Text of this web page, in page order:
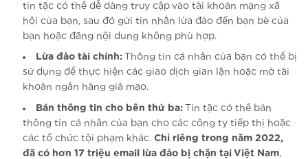
tin tặc có thể dễ dàng truy cập vào tài khoản mạng xã
hội của bạn, sau đó gửi tin nhắn lừa đảo đến bạn bè của
bạn hoặc đăng nội dung không phù hợp.
Lừa đảo tài chính: Thông tin cá nhân của bạn có thể bị
sử dụng để thực hiện các giao dịch gian lận hoặc mở tài
khoản ngân hàng giả mạo.
Bán thông tin cho bên thứ ba: Tin tặc có thể bán
thông tin cá nhân của bạn cho các công ty tiếp thị hoặc
các tổ chức tội phạm khác.Chỉ riêng trong năm 2022,
đã có hơn 17 triệu email lừa đảo bị chặn tại Việt Nam,